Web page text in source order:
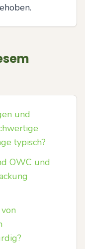
und
typisch?
OWC und